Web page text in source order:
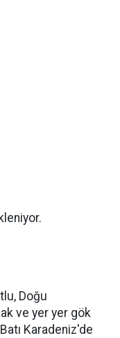
Doğu
ve yer yer gök
Karadeniz'de